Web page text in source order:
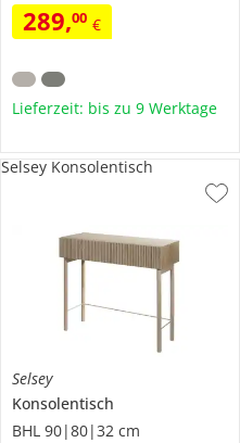
289,00 €
Lieferzeit: bis zu 9 Werktage
Selsey
Konsolentisch
BHL 90|80|32 cm
Selsey Konsolentisch